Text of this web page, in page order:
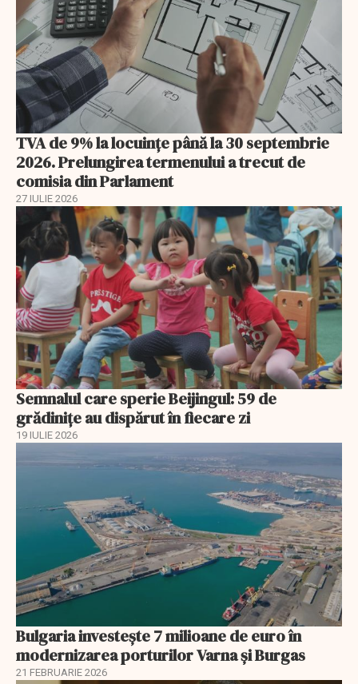
TVA de 9% la locuințe până la 30 septembrie
2026. Prelungirea termenului a trecut de
comisia din Parlament
27 IULIE 2026
Semnalul care sperie Beijingul: 59 de
grădinițe au dispărut în fiecare zi
19 IULIE 2026
Bulgaria investește 7 milioane de euro în
modernizarea porturilor Varna și Burgas
21 FEBRUARIE 2026